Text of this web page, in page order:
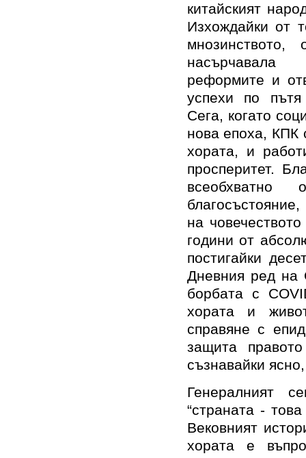
китайският
Изхождайки от
насърчавала
реформите и
успехи по пътя
Сега, когато
нова епоха, КПК
хората, и
просперитет.
на
години от
постигайки
Дневния ред на
борбата с
хората и
справяне с
защита
съзнавайки
Генералният
“страната -
Вековният
хората е